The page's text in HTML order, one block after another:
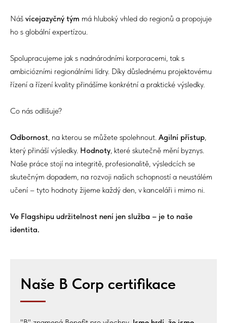
Náš vícejazyčný tým má hluboký vhled do regionů a propojuje
ho s globální expertízou.
Spolupracujeme jak s nadnárodními korporacemi, tak s
ambiciózními regionálními lídry. Díky důslednému projektovému
řízení a řízení kvality přinášíme konkrétní a praktické výsledky.
Co nás odlišuje?
Odbornost, na kterou se můžete spolehnout. Agilní přístup,
který přináší výsledky. Hodnoty, které skutečně mění byznys.
Naše práce stojí na integritě, profesionalitě, výsledcích se
skutečným dopadem, na rozvoji našich schopností a neustálém
učení – tyto hodnoty žijeme každý den, v kanceláři i mimo ni.
Ve Flagshipu udržitelnost není jen služba – je to naše
identita.
Naše B Corp certifikace